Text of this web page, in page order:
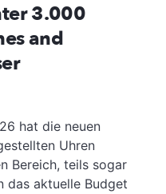
3.000
and
hat die neuen
Uhren
Bereich, teils sogar
das aktuelle Budget